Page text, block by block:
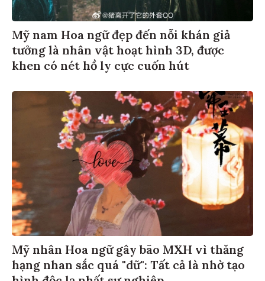
Mỹ nam Hoa ngữ đẹp đến nỗi khán giả
tưởng là nhân vật hoạt hình 3D, được
khen có nét hồ ly cực cuốn hút
Mỹ nhân Hoa ngữ gây bão MXH vì thăng
hạng nhan sắc quá "dữ": Tất cả là nhờ tạo